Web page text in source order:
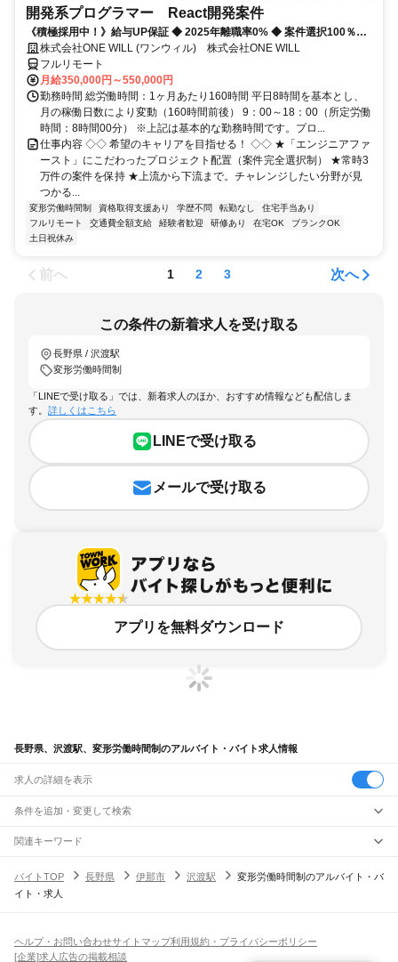
開発系プログラマー React開発案件
《積極採用中！》給与UP保証 ◆ 2025年離職率0% ◆ 案件選択100％！
◆ 平均残業7時間！
株式会社ONE WILL (ワンウィル) 株式会社ONE WILL
フルリモート
月給350,000円～550,000円
勤務時間 総労働時間：1ヶ月あたり160時間 平日8時間を基本とし、
月の稼働日数により変動（160時間前後） 9：00～18：00（所定労働
時間：8時間00分） ※上記は基本的な勤務時間です。プロ...
仕事内容 ◇◇ 希望のキャリアを目指せる！ ◇◇ ★「エンジニアファ
ースト」にこだわったプロジェクト配置（案件完全選択制） ★常時3
万件の案件を保持 ★上流から下流まで。チャレンジしたい分野が見
つかる...
変形労働時間制 資格取得支援あり 学歴不問 転勤なし
住宅手当あり
フルリモート
交通費全額支給 経験者歓迎 研修あり 在宅OK
ブランクOK
土日祝休み
前へ 1 2 3 次へ
この条件の新着求人を受け取る
長野県 / 沢渡駅
変形労働時間制
「LINEで受け取る」では、新着求人のほか、おすすめ情報なども配信しま
す。 詳しくはこちら
LINEで受け取る
メールで受け取る
アプリを無料ダウンロード
長野県、沢渡駅、変形労働時間制のアルバイト・バイト求人情報
求人の詳細を表示
条件を追加・変更して検索
市区町村を追加・変更
長野県すべて
長野市
下高井郡上水内郡 下水内郡
駅を追加・変更
小海線
職種を追加・変更
飲食・フードサービスすべて
ホールスタッフキッチンスタッフ
人気
関連キーワード
バイトTOP
長野県 伊那市 沢渡駅
変形労働時間制のアルバイト・バ
イト・求人
ヘルプ・お問い合わせサイトマップ利用規約・プライバシーポリシー
[企業]求人広告の掲載相談